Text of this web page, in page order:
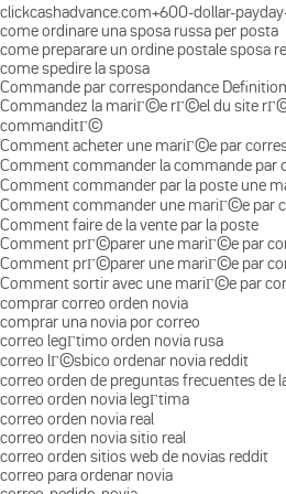
clickcashadvance.com+600-dollar-
come ordinare una sposa russa per posta
come preparare un ordine postale sposa
come spedire la sposa
Commande par correspondance
Commandez la mariГ©e rГ©el du site
commanditГ©
Comment acheter une mariГ©e par
Comment commander la commande par
Comment commander par la poste une
Comment commander une mariГ©e par
Comment faire de la vente par la poste
Comment prГ©parer une mariГ©e par
Comment prГ©parer une mariГ©e par
Comment sortir avec une mariГ©e par
comprar correo orden novia
comprar una novia por correo
correo legГ­timo orden novia rusa
correo lГ©sbico ordenar novia reddit
correo orden de preguntas frecuentes de
correo orden novia legГ­tima
correo orden novia real
correo orden novia sitio real
correo orden sitios web de novias reddit
correo para ordenar novia